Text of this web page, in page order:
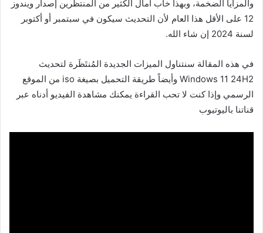
والمزايا الضخمة، وبهذا خاب آمال الكثير من المنتظرين إصدار ويندوز
12 على الأقل هذا العام لأن التحديث سيكون في سبتمبر أو أكتوبر
لسنة 2024 إن شاء الله.
في هذه المقالة سنتناول الميزات الجديدة المُنتَظَرة لتحديث
Windows 11 24H2 وأيضاً طريقة التحميل بصيغة iso من الموقع
الرسمي وإذا كنت لا تحب القراءة يمكنك مشاهدة الفيديو أدناه عبر
قناتنا باليوتيوب